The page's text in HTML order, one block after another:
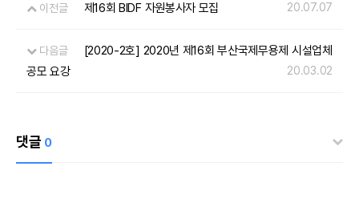
이전글 제16회 BIDF 자원봉사자 모집 20.07.07
다음글
[2020-2호] 2020년 제16회 부산국제무용제 시설업체
공모 요강
20.03.02
댓글 0